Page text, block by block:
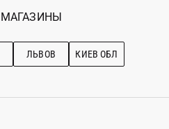
Club+
по уходу
ЛЬВОВ КИЕВ ОБЛ